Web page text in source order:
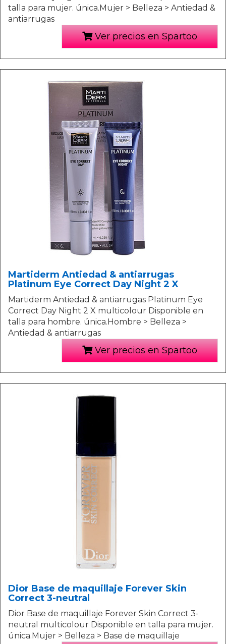
talla para mujer. única.Mujer > Belleza > Antiedad &
antiarrugas
Ver precios en Spartoo
Martiderm Antiedad & antiarrugas
Platinum Eye Correct Day Night 2 X
Martiderm Antiedad & antiarrugas Platinum Eye
Correct Day Night 2 X multicolour Disponible en
talla para hombre. única.Hombre > Belleza >
Antiedad & antiarrugas
Ver precios en Spartoo
Dior Base de maquillaje Forever Skin
Correct 3-neutral
Dior Base de maquillaje Forever Skin Correct 3-
neutral multicolour Disponible en talla para mujer.
única.Mujer > Belleza > Base de maquillaje